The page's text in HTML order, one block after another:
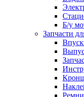
Б/у
Запчасти
Ремни